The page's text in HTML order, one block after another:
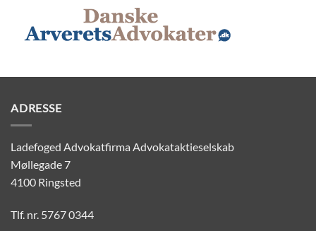
ADRESSE
Ladefoged Advokatfirma Advokataktieselskab
Møllegade 7
4100 Ringsted
Tlf. nr. 5767 0344